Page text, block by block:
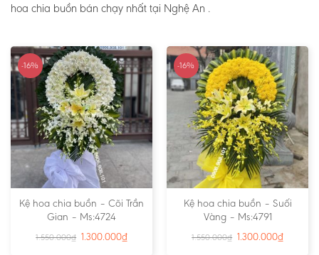
hoa chia buồn bán chạy nhất tại Nghệ An .
-16%
Kệ hoa chia buồn – Cõi Trần
Gian – Ms:4724
1.550.000₫ 1.300.000₫
-16%
Kệ hoa chia buồn – Suối
Vàng – Ms:4791
1.550.000₫ 1.300.000₫